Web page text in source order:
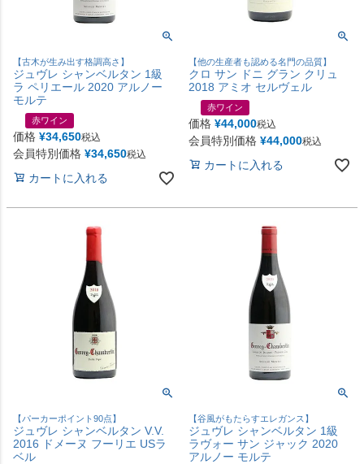
【古木が生み出す格調高さ】
ジュヴレ シャンベルタン 1級
ラ ペリエール 2020 アルノー
モルテ
赤ワイン
価格 ¥34,650税込
会員特別価格 ¥34,650税込
カートに入れる
【他の生産者も認める名門の品質】
クロ サン ドニ グラン クリュ
2018 アミオ セルヴェル
赤ワイン
価格 ¥44,000税込
会員特別価格 ¥44,000税込
カートに入れる
【パーカーポイント90点】
ジュヴレ シャンベルタン V.V.
2016 ドメーヌ フーリエ USラ
ベル
【谷風がもたらすエレガンス】
ジュヴレ シャンベルタン 1級
ラヴォー サン ジャック 2020
アルノー モルテ